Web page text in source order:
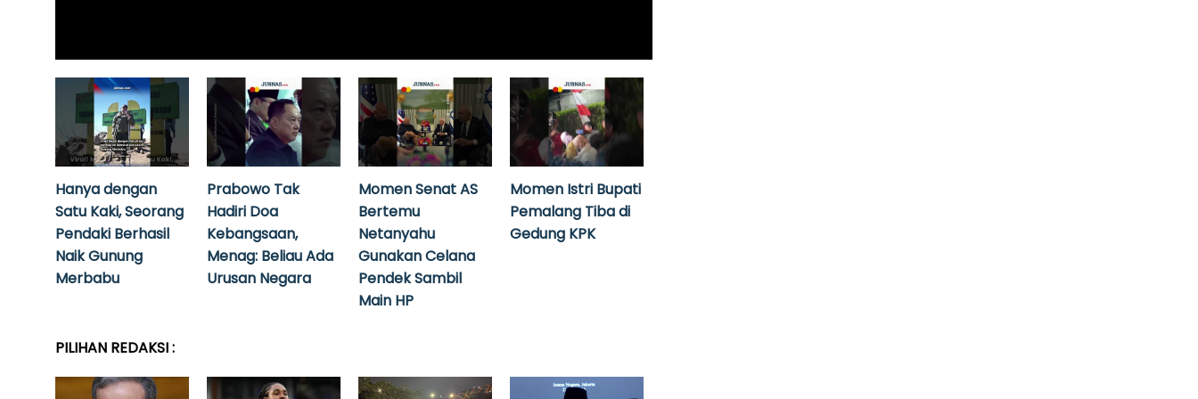
Hanya dengan
Satu Kaki, Seorang
Pendaki Berhasil
Naik Gunung
Merbabu
Prabowo Tak
Hadiri Doa
Kebangsaan,
Menag: Beliau Ada
Urusan Negara
Momen Senat AS
Bertemu
Netanyahu
Gunakan Celana
Pendek Sambil
Main HP
Momen Istri Bupati
Pemalang Tiba di
Gedung KPK
PILIHAN REDAKSI :